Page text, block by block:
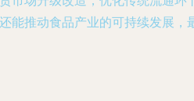
推动食品产业的可持续发展，